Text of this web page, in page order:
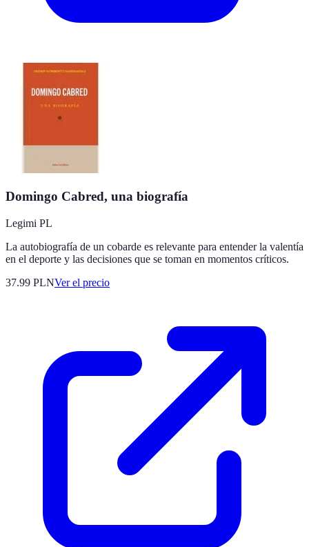
Domingo Cabred, una biografía
Legimi PL
La autobiografía de un cobarde es relevante para entender la valentía
en el deporte y las decisiones que se toman en momentos críticos.
37.99 PLNVer el precio